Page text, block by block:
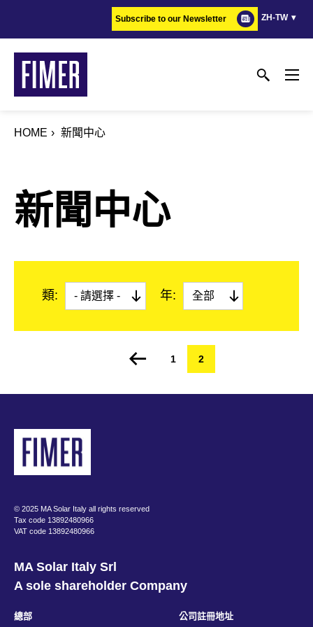
content
Subscribe to our Newsletter ZH-TW
HOME 新聞中心
新聞中心
類: 年:
Page
1 Current
2
© 2025 MA Solar Italy all rights reserved
Tax code 13892480966
VAT code 13892480966
MA Solar Italy Srl
A sole shareholder Company
總部 公司註冊地址